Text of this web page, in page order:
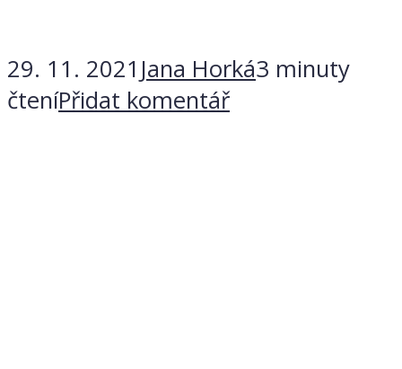
29. 11. 2021 Jana Horká3 minuty
čteníPřidat komentář